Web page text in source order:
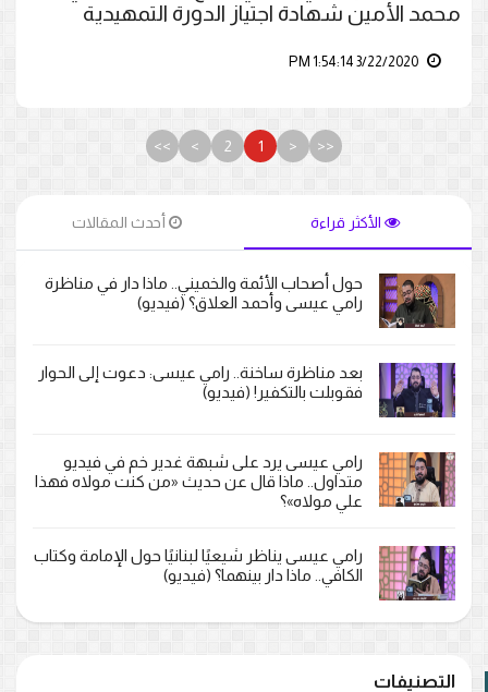
محمد الأمين شهادة اجتياز الدورة التمهيدية
<<
<
1
2
>
>>
الأكثر قراءة أحدث المقالات
حول أصحاب الأئمة والخميني.. ماذا دار في مناظرة
رامي عيسى وأحمد العلاق؟ (فيديو)
بعد مناظرة ساخنة.. رامي عيسى: دعوت إلى الحوار
فقوبلت بالتكفير! (فيديو)
رامي عيسى يرد على شبهة غدير خم في فيديو
متداول.. ماذا قال عن حديث «من كنت مولاه فهذا
علي مولاه»؟
رامي عيسى يناظر شيعيًا لبنانيًا حول الإمامة وكتاب
الكافي.. ماذا دار بينهما؟ (فيديو)
التصنيفات